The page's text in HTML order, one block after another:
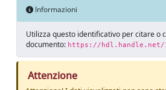
Informazioni
Utilizza questo identificativo per citare o
documento: https://hdl.handle.net/
Attenzione